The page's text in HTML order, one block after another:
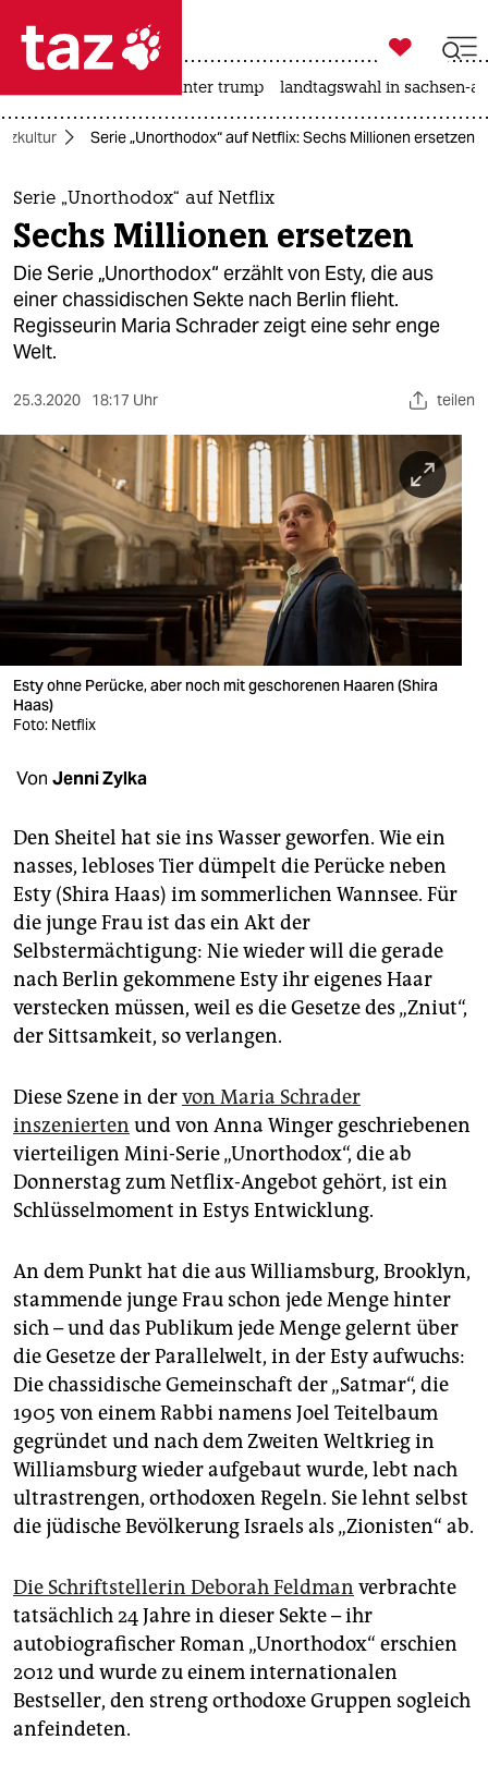
 taz zahl ich
taz zahl ich
themen
politik
öko
gesellschaft
kultur
sport
berlin
nord
wahrheit
verlag
verlag
veranstaltungen
unterstützen
abo
genossenschaft
epaper login

taz zahl ich
usa unter trump landtagswahl in sachsen-
Serie „Unorthodox“ auf Netflix: Sechs Millionen ersetzen
Serie „Unorthodox“ auf Netflix
Sechs Millionen ersetzen
Die Serie „Unorthodox“ erzählt von Esty, die aus
einer chassidischen Sekte nach Berlin flieht.
Regisseurin Maria Schrader zeigt eine sehr enge
Welt.
25.3.2020 18:17 Uhr teilen
Esty ohne Perücke, aber noch mit geschorenen Haaren (Shira
Haas)
Foto: Netflix
Von Jenni Zylka
Den Sheitel hat sie ins Wasser geworfen. Wie ein
nasses, lebloses Tier dümpelt die Perücke neben
Esty (Shira Haas) im sommerlichen Wannsee. Für
die junge Frau ist das ein Akt der
Selbstermächtigung: Nie wieder will die gerade
nach Berlin gekommene Esty ihr eigenes Haar
verstecken müssen, weil es die Gesetze des „Zniut“,
der Sittsamkeit, so verlangen.
Diese Szene in dervon Maria Schrader
inszenierten und von Anna Winger geschriebenen
vierteiligen Mini-Serie „Unorthodox“, die ab
Donnerstag zum Netflix-Angebot gehört, ist ein
Schlüsselmoment in Estys Entwicklung.
An dem Punkt hat die aus Williamsburg, Brooklyn,
stammende junge Frau schon jede Menge hinter
sich – und das Publikum jede Menge gelernt über
die Gesetze der Parallelwelt, in der Esty aufwuchs:
Die chassidische Gemeinschaft der „Satmar“, die
1905 von einem Rabbi namens Joel Teitelbaum
gegründet und nach dem Zweiten Weltkrieg in
Williamsburg wieder aufgebaut wurde, lebt nach
ultrastrengen, orthodoxen Regeln. Sie lehnt selbst
die jüdische Bevölkerung Israels als „Zionisten“ ab.
Die Schriftstellerin Deborah Feldman verbrachte
tatsächlich 24 Jahre in dieser Sekte – ihr
autobiografischer Roman „Unorthodox“ erschien
2012 und wurde zu einem internationalen
Bestseller, den streng orthodoxe Gruppen sogleich
anfeindeten.